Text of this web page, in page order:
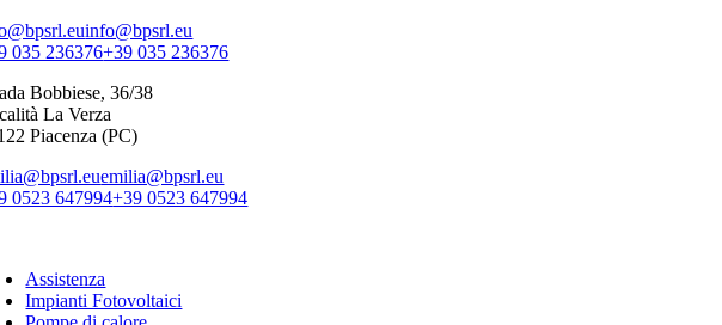
info@bpsrl.eu
035 236376+39 035 236376
Bobbiese, 36/38
La Verza
Piacenza (PC)
emilia@bpsrl.eu
0523 647994+39 0523 647994
Assistenza
Impianti Fotovoltaici